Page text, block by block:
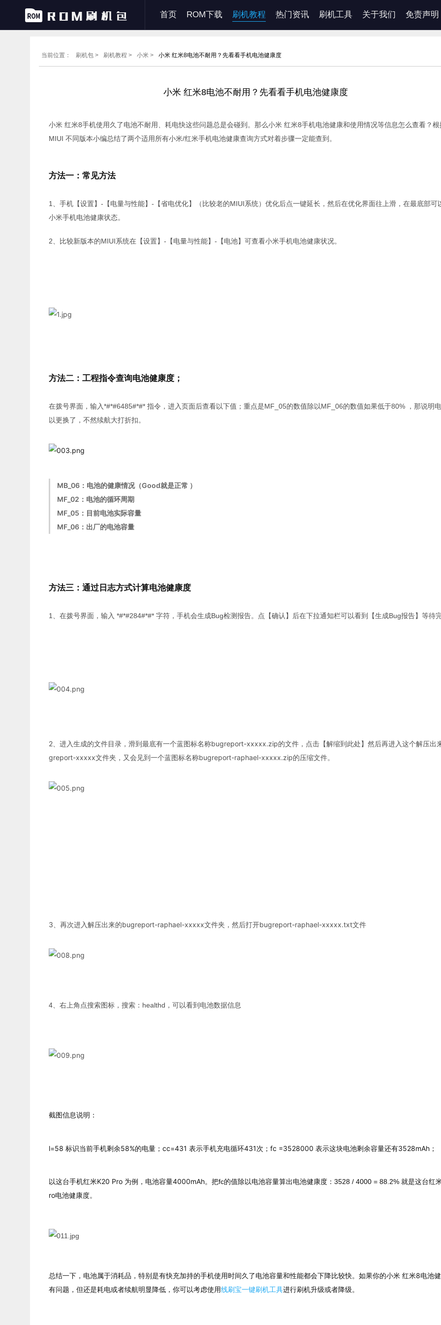
首页 ROM下载 刷机教程 热门资讯 刷机工具 关于我们 免责声明
当前位置： 刷机包 > 刷机教程 > 小米 > 小米 红米8电池不耐用？先看看手机电池健康度
小米 红米8电池不耐用？先看看手机电池健康度
小米 红米8手机使用久了电池不耐用、耗电快这些问题总是会碰到。那么小米 红米8手机电池健康和使用情况等信息怎么查看？
MIUI 不同版本小编总结了两个适用所有小米/红米手机电池健康查询方式对着步骤一定能查到。
方法一：常见方法
1、手机【设置】-【电量与性能】-【省电优化】（比较老的MIUI系统）优化后点一键延长，然后在优化界面往上滑，在最底部可
小米手机电池健康状态。
2、比较新版本的MIUI系统在【设置】-【电量与性能】-【电池】可查看小米手机电池健康状况。
方法二：工程指令查询电池健康度；
在拨号界面，输入*#*#6485#*#* 指令，进入页面后查看以下值；重点是MF_05的数值除以MF_06的数值如果低于80% ，那说明
以更换了，不然续航大打折扣。
MB_06：电池的健康情况（Good就是正常 ）
MF_02：电池的循环周期
MF_05：目前电池实际容量
MF_06：出厂的电池容量
方法三：通过日志方式计算电池健康度
1、在拨号界面，输入 *#*#284#*#* 字符，手机会生成Bug检测报告。点【确认】后在下拉通知栏可以看到【生成Bug报告】等待
2、进入生成的文件目录，滑到最底有一个蓝图标名称bugreport-xxxxx.zip的文件，点击【解缩到此处】然后再进入这个解压出
greport-xxxxx文件夹，又会见到一个蓝图标名称bugreport-raphael-xxxxx.zip的压缩文件。
3、再次进入解压出来的bugreport-raphael-xxxxx文件夹，然后打开bugreport-raphael-xxxxx.txt文件
4、右上角点搜索图标，搜索：healthd，可以看到电池数据信息
截图信息说明：
l=58 标识当前手机剩余58%的电量；cc=431 表示手机充电循环431次；fc =3528000 表示这块电池剩余容量还有3528mAh；
以这台手机红米K20 Pro 为例，电池容量4000mAh。把fc的值除以电池容量算出电池健康度 ：3528 / 4000 = 88.2% 就是这台红
ro电池健康度。
总结一下，电池属于消耗品，特别是有快充加持的手机使用时间久了电池容量和性能都会下降比较快。如果你的小米 红米8电池
有问题，但还是耗电或者续航明显降低，你可以考虑使用线刷宝一键刷机工具进行刷机升级或者降级。